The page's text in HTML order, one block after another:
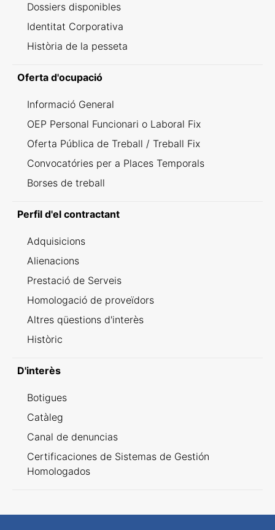
Dossiers disponibles
Identitat Corporativa
Història de la pesseta
Oferta d'ocupació
Informació General
OEP Personal Funcionari o Laboral Fix
Oferta Pública de Treball / Treball Fix
Convocatóries per a Places Temporals
Borses de treball
Perfil d'el contractant
Adquisicions
Alienacions
Prestació de Serveis
Homologació de proveïdors
Altres qüestions d'interès
Històric
D'interès
Botigues
Catàleg
Canal de denuncias
Certificaciones de Sistemas de Gestión
Homologados